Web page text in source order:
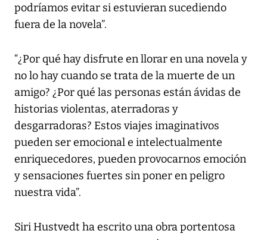
podríamos evitar si estuvieran sucediendo
fuera de la novela”.
“¿Por qué hay disfrute en llorar en una novela y
no lo hay cuando se trata de la muerte de un
amigo? ¿Por qué las personas están ávidas de
historias violentas, aterradoras y
desgarradoras? Estos viajes imaginativos
pueden ser emocional e intelectualmente
enriquecedores, pueden provocarnos emoción
y sensaciones fuertes sin poner en peligro
nuestra vida”.
Siri Hustvedt ha escrito una obra portentosa